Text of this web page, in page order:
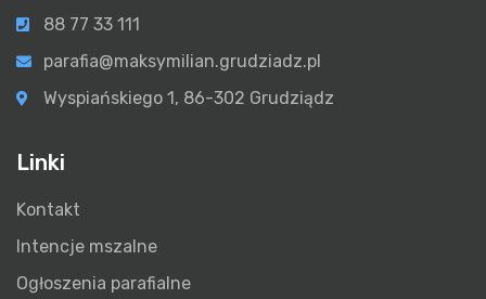
88 77 33 111
parafia@maksymilian.grudziadz.pl
Wyspiańskiego 1, 86-302 Grudziądz
Linki
Kontakt
Intencje mszalne
Ogłoszenia parafialne